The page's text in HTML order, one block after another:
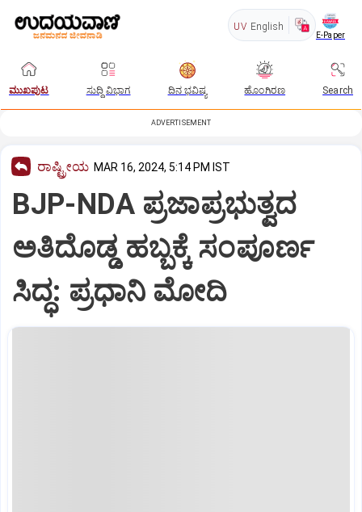
UV English
E-Paper
ಮುಖಪುಟ ಸುದ್ದಿ ವಿಭಾಗ ದಿನ ಭವಿಷ್ಯ ಹೊಂಗಿರಣ Search
ADVERTISEMENT
ರಾಷ್ಟ್ರೀಯ MAR 16, 2024, 5:14 PM IST
BJP-NDA ಪ್ರಜಾಪ್ರಭುತ್ವದ
ಅತಿದೊಡ್ಡ ಹಬ್ಬಕ್ಕೆ ಸಂಪೂರ್ಣ
ಸಿದ್ಧ: ಪ್ರಧಾನಿ ಮೋದಿ